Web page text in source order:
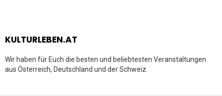
KULTURLEBEN.AT
Wir haben für Euch die besten und beliebtesten Veranstaltungen
aus Österreich, Deutschland und der Schweiz.